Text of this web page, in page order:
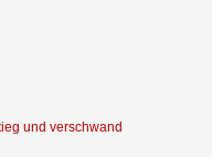
und verschwand